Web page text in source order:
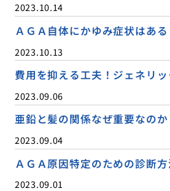
2023.10.14
ＡＧＡ自体にかゆみ症状はある
2023.10.13
費用を抑える工夫！ジェネリッ
2023.09.06
亜鉛と髪の関係なぜ重要なのか
2023.09.04
ＡＧＡ原因特定のための診断方
2023.09.01